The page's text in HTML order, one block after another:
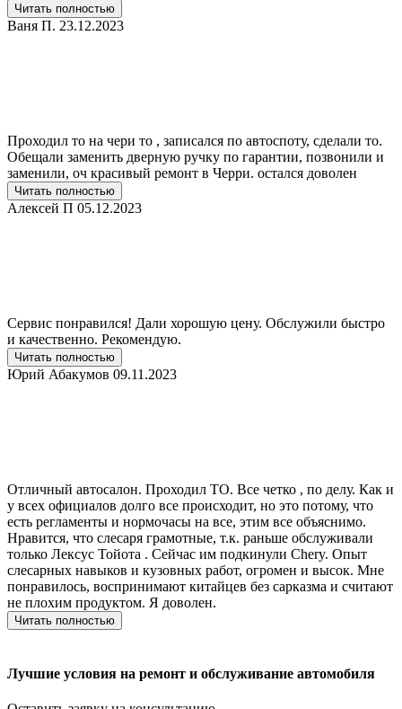
Читать полностью
Ваня П. 23.12.2023
Проходил то на чери то , записался по автоспоту, сделали то.
Обещали заменить дверную ручку по гарантии, позвонили и
заменили, оч красивый ремонт в Черри. остался доволен
Читать полностью
Алексей П 05.12.2023
Сервис понравился! Дали хорошую цену. Обслужили быстро
и качественно. Рекомендую.
Читать полностью
Юрий Абакумов 09.11.2023
Отличный автосалон. Проходил ТО. Все четко , по делу. Как и
у всех официалов долго все происходит, но это потому, что
есть регламенты и нормочасы на все, этим все объяснимо.
Нравится, что слесаря грамотные, т.к. раньше обслуживали
только Лексус Тойота . Сейчас им подкинули Chery. Опыт
слесарных навыков и кузовных работ, огромен и высок. Мне
понравилось, воспринимают китайцев без сарказма и считают
не плохим продуктом. Я доволен.
Читать полностью
Лучшие условия на ремонт и обслуживание автомобиля